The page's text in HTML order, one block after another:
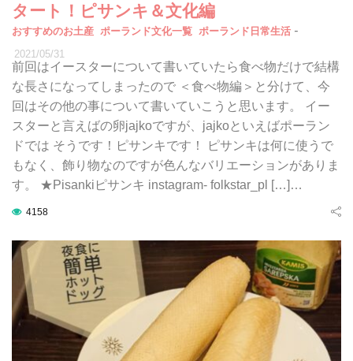
タート！ピサンキ＆文化編
おすすめのお土産 ポーランド文化一覧 ポーランド日常生活 -
2021/05/31
前回はイースターについて書いていたら食べ物だけで結構
な長さになってしまったので ＜食べ物編＞と分けて、今
回はその他の事について書いていこうと思います。 イー
スターと言えばの卵jajkoですが、jajkoといえばポーラン
ドでは そうです！ピサンキです！ ピサンキは何に使うで
もなく、飾り物なのですが色んなバリエーションがありま
す。 ★Pisankiピサンキ instagram- folkstar_pl […]…
4158